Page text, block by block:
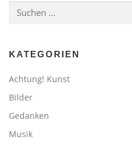
nach:
KATEGORIEN
Achtung! Kunst
Bilder
Gedanken
Musik